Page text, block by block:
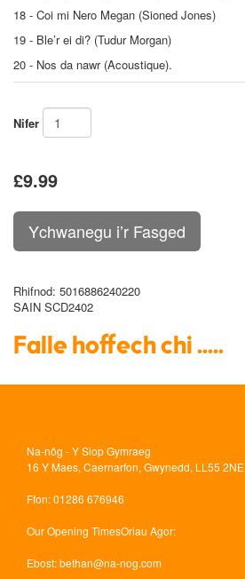
18 - Coi mi Nero Megan (Sioned Jones)
19 - Ble’r ei di? (Tudur Morgan)
20 - Nos da nawr (Acoustique).
Nifer
£9.99
Rhifnod: 5016886240220
SAIN SCD2402
Falle hoffech chi .....
Na-nôg - Y Siop Gymraeg
16 Y Maes, Caernarfon, Gwynedd, LL55 2NE
Ffon: 01286 676946
Our Opening TimesOriau Agor:
Ebost:bethan@na-nog.com